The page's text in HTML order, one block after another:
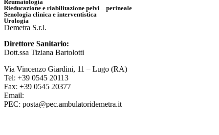
Reumatologia
Rieducazione e riabilitazione pelvi – perineale
Senologia clinica e interventistica
Urologia
Demetra S.r.l.
Direttore Sanitario:
Dott.ssa Tiziana Bartolotti
Via Vincenzo Giardini, 11 – Lugo (RA)
Tel: +39 0545 20113
Fax: +39 0545 20377
Email:
PEC: posta@pec.ambulatoridemetra.it